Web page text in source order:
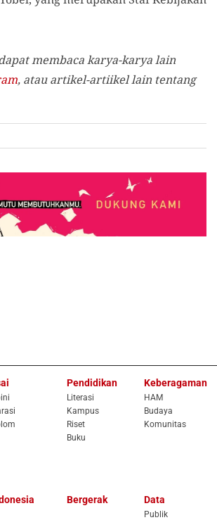
membaca karya-karya lain
, atau artikel-artiikel lain tentang
Pendidikan
Literasi
Kampus
Riset
Buku
Keberagaman
HAM
Budaya
Komunitas
Bergerak Data
Publik